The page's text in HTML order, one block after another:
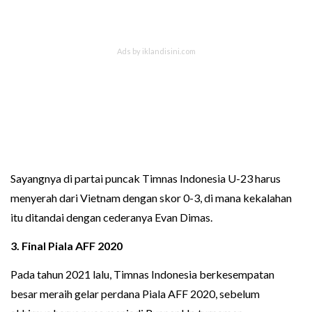
Sayangnya di partai puncak Timnas Indonesia U-23 harus
menyerah dari Vietnam dengan skor 0-3, di mana kekalahan
itu ditandai dengan cederanya Evan Dimas.
3. Final Piala AFF 2020
Pada tahun 2021 lalu, Timnas Indonesia berkesempatan
besar meraih gelar perdana Piala AFF 2020, sebelum